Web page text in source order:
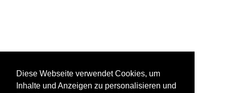
Diese Webseite verwendet Cookies, um
Inhalte und Anzeigen zu personalisieren und